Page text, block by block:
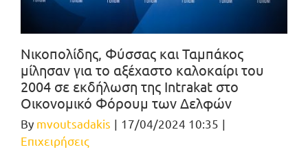
Νικοπολίδης, Φύσσας και Ταμπάκος
μίλησαν για το αξέχαστο καλοκαίρι του
2004 σε εκδήλωση της Intrakat στο
Οικονομικό Φόρουμ των Δελφών
By mvoutsadakis | 17/04/2024 10:35 |
Επιχειρήσεις